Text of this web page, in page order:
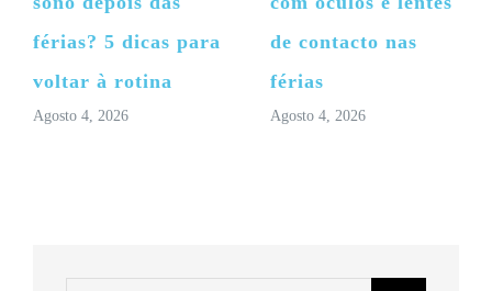
férias? 5 dicas para
voltar à rotina
Agosto 4, 2026
de contacto nas
férias
Agosto 4, 2026